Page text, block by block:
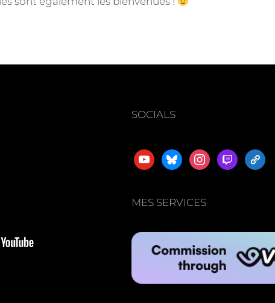
SOCIALS
youtubeblueskyinstagram
twitchadmin-
MES SERVICES